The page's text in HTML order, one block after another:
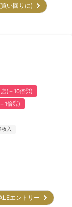
買い回りに)
(＋10倍㌽)
1倍㌽)
枚入
エントリー